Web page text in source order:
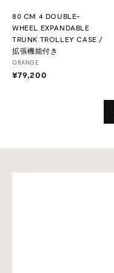
80 CM 4 DOUBLE-
WHEEL EXPANDABLE
TRUNK TROLLEY CASE /
拡張機能付き
ORANGE
¥79,200